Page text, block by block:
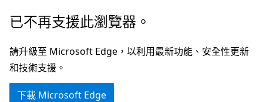
跳
主
要
內
已不再支援此瀏覽器。
請升級至 Microsoft Edge，以利用最新功能、安全性更新
和技術支援。
下載 Microsoft Edge